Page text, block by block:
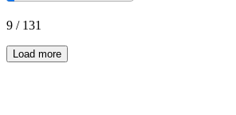
9 / 131
Load more